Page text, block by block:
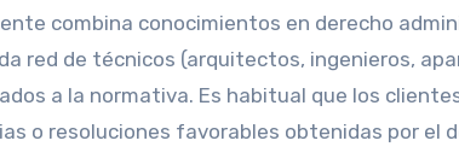
combina conocimientos en derecho
red de técnicos (arquitectos, ingenieros,
a la normativa. Es habitual que los
o resoluciones favorables obtenidas por el